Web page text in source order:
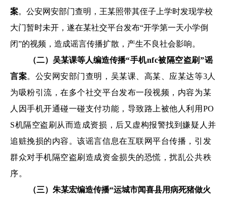
案。公安网安部门查明，王某照带其侄子上学时发现学校
大门暂时未开，遂在某社交平台发布“开学第一天小学倒
闭”的视频，造成谣言传播扩散，产生不良社会影响。
（二）吴某课等人编造传播“手机nfc被隔空盗刷”谣
言案。公安网安部门查明，吴某课、高某、应某达等3人
为吸粉引流，在多个社交平台发布一段视频，内容为某
人因手机开通碰一碰支付功能，导致路上被他人利用PO
S机隔空盗刷从而造成资损，后又虚构报警找到嫌疑人并
追赃挽损的内容。该谣言信息在互联网平台传播，引发
群众对手机隔空盗刷造成资金损失的恐慌，扰乱公共秩
序。
（三）朱某宏编造传播“运城市闻喜县用病死猪做火